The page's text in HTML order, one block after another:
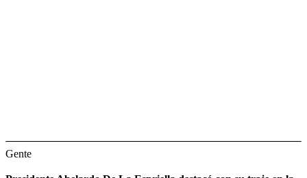
Gente